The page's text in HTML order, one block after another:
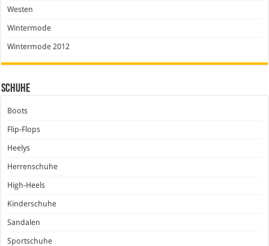
Westen
Wintermode
Wintermode 2012
Schuhe
Boots
Flip-Flops
Heelys
Herrenschuhe
High-Heels
Kinderschuhe
Sandalen
Sportschuhe